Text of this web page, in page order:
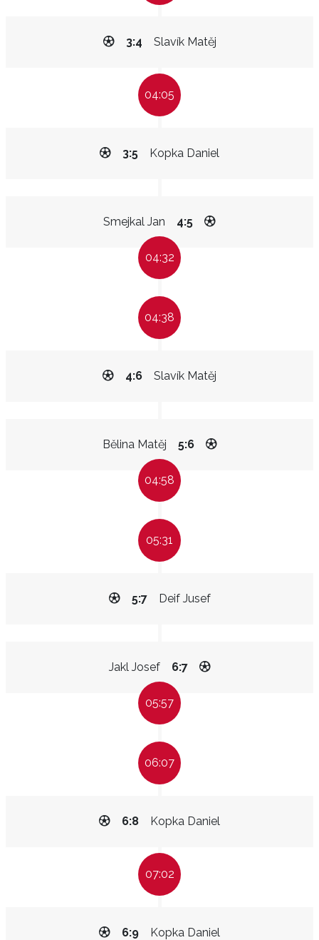
Slavík Matěj
3:4
04:05
Kopka Daniel
3:5
Smejkal Jan 4:5
04:32
04:38
Slavík Matěj
4:6
Bělina Matěj 5:6
04:58
05:31
Deif Jusef
5:7
Jakl Josef 6:7
05:57
06:07
Kopka Daniel
6:8
07:02
Kopka Daniel
6:9